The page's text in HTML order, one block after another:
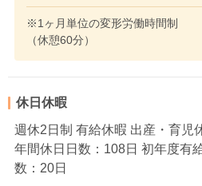
※1ヶ月単位の変形労働時間制
（休憩60分）
休日休暇
週休2日制 有給休暇 出産・育児
年間休日日数：108日 初年度有
数：20日